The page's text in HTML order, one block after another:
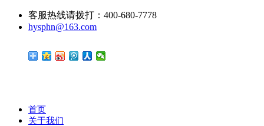
客服热线请拨打：400-680-7778
hysphn@163.com
首页
关于我们